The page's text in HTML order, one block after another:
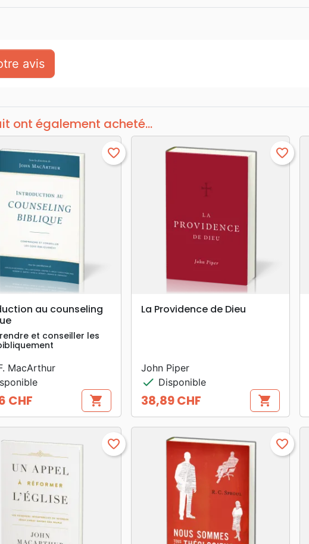
avis
ont également acheté...
search APERÇU RAPIDE
favorite_border
au counseling
et conseiller les
MacArthur
CHF shopping_cart
search APERÇU RAPIDE
favorite_border
La Providence de Dieu
John Piper
check Disponible
Prix
38,89 CHF shopping_cart
favorite_border favorite_border